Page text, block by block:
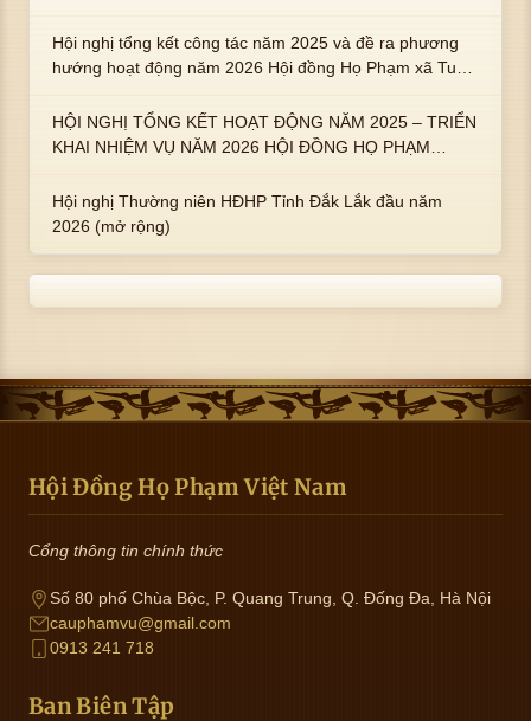
trai : ngài Phạm Huy, Phạm Miện
Hội nghị tổng kết công tác năm 2025 và đề ra phương
hướng hoạt động năm 2026 Hội đồng Họ Phạm xã Tuy
HỘI NGHỊ TỔNG KẾT HOẠT ĐỘNG NĂM 2025 – TRIỂN
KHAI NHIỆM VỤ NĂM 2026 HỘI ĐỒNG HỌ PHẠM
Hội nghị Thường niên HĐHP Tỉnh Đắk Lắk đầu năm
2026 (mở rộng)
Hội Đồng Họ Phạm Việt Nam
Cổng thông tin chính thức
Số 80 phố Chùa Bộc, P. Quang Trung, Q. Đống Đa, Hà Nội
cauphamvu@gmail.com
0913 241 718
Ban Biên Tập